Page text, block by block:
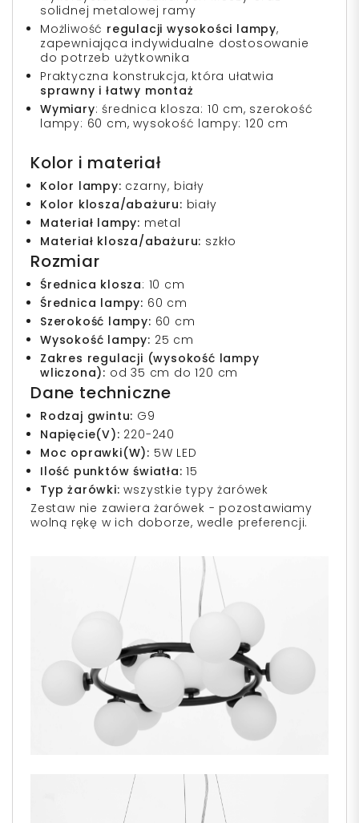
solidnej metalowej ramy
Możliwość regulacji wysokości lampy,
zapewniająca indywidualne dostosowanie
do potrzeb użytkownika
Praktyczna konstrukcja, która ułatwia
sprawny i łatwy montaż
Wymiary: średnica klosza: 10 cm, szerokość
lampy: 60 cm, wysokość lampy: 120 cm
Kolor i materiał
Kolor lampy: czarny, biały
Kolor klosza/abażuru: biały
Materiał lampy: metal
Materiał klosza/abażuru: szkło
Rozmiar
Średnica klosza: 10 cm
Średnica lampy: 60 cm
Szerokość lampy: 60 cm
Wysokość lampy: 25 cm
Zakres regulacji (wysokość lampy
wliczona): od 35 cm do 120 cm
Dane techniczne
Rodzaj gwintu: G9
Napięcie(V): 220-240
Moc oprawki(W): 5W LED
Ilość punktów światła: 15
Typ żarówki: wszystkie typy żarówek
Zestaw nie zawiera żarówek - pozostawiamy
wolną rękę w ich doborze, wedle preferencji.